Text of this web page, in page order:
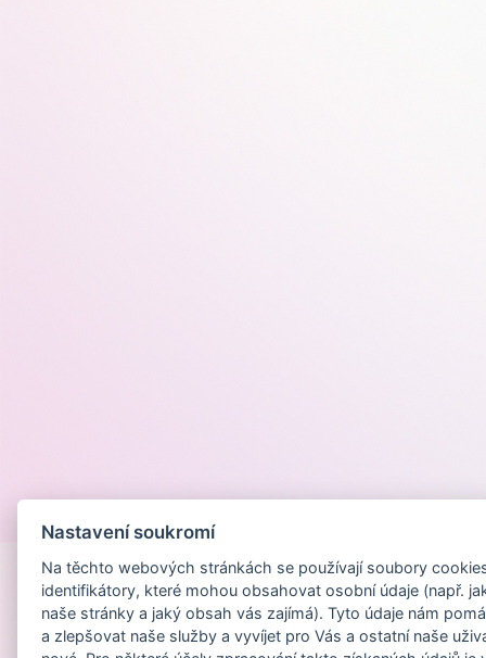
Nastavení soukromí
Na těchto webových stránkách se používají soubory
identifikátory, které mohou obsahovat osobní údaje (např.
naše stránky a jaký obsah vás zajímá). Tyto údaje nám
a zlepšovat naše služby a vyvíjet pro Vás a ostatní naše